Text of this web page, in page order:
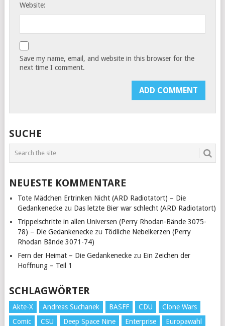
Website:
Save my name, email, and website in this browser for the
next time I comment.
SUCHE
NEUESTE KOMMENTARE
Tote Mädchen Ertrinken Nicht (ARD Radiotatort) – Die
Gedankeneckezu Das letzte Bier war schlecht (ARD Radiotatort)
Trippelschritte in allen Universen (Perry Rhodan-Bände 3075-
78) – Die Gedankeneckezu Tödliche Nebelkerzen (Perry
Rhodan Bände 3071-74)
Fern der Heimat – Die Gedankeneckezu Ein Zeichen der
Hoffnung – Teil 1
SCHLAGWÖRTER
Akte-X Andreas Suchanek BASFF CDU
Clone Wars
Comic
CSU Deep Space Nine Enterprise
Europawahl